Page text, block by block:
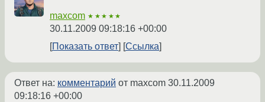
maxcom ★★★★★
30.11.2009 09:18:16 +00:00
Показать ответ
Ссылка
Ответ на: комментарий от maxcom 30.11.2009
09:18:16 +00:00